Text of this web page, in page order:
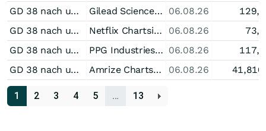
GD 38 nach unten durchkreuzt bei Gilead Sciences
Gilead Sciences Chartsignale 06.08.26
GD 38 nach unten durchkreuzt bei Netflix
Netflix Chartsignale 06.08.26
GD 38 nach unten durchkreuzt bei PPG Industries
PPG Industries Chartsignale 06.08.26
GD 38 nach unten durchkreuzt bei Amrize
Amrize Chartsignale 06.08.26 41,810
1 2 3 4 5 … 13